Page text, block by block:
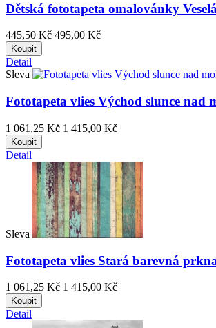
Dětská fototapeta omalovánky
445,50 Kč 495,00 Kč
Koupit
Detail
Sleva
Fototapeta vlies Východ slunce nad
1 061,25 Kč 1 415,00 Kč
Koupit
Detail
Sleva
Fototapeta vlies Stará barevná
1 061,25 Kč 1 415,00 Kč
Koupit
Detail